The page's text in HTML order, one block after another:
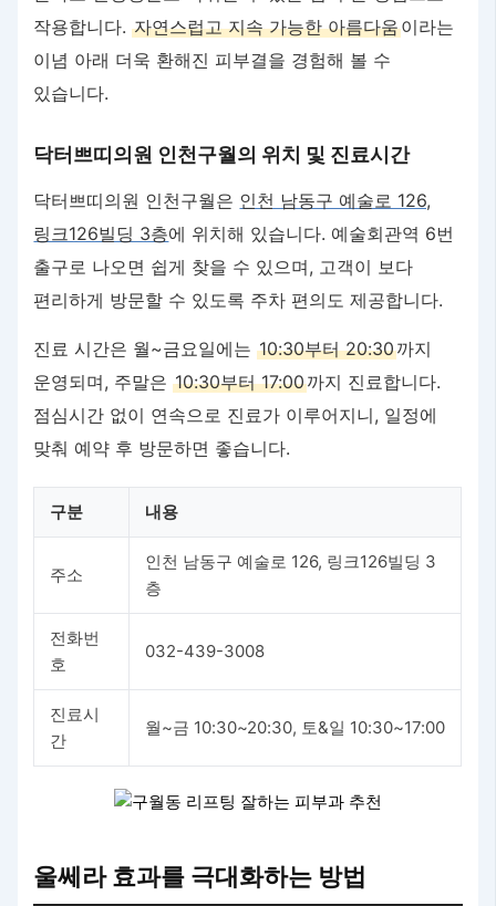
작용합니다.자연스럽고 지속 가능한 아름다움이라는
이념 아래 더욱 환해진 피부결을 경험해 볼 수
있습니다.
닥터쁘띠의원 인천구월의 위치 및 진료시간
닥터쁘띠의원 인천구월은 인천 남동구 예술로 126,
링크126빌딩 3층에 위치해 있습니다. 예술회관역 6번
출구로 나오면 쉽게 찾을 수 있으며, 고객이 보다
편리하게 방문할 수 있도록 주차 편의도 제공합니다.
진료 시간은 월~금요일에는10:30부터 20:30까지
운영되며, 주말은10:30부터 17:00까지 진료합니다.
점심시간 없이 연속으로 진료가 이루어지니, 일정에
맞춰 예약 후 방문하면 좋습니다.
구분 내용
주소
인천 남동구 예술로 126, 링크126빌딩 3
층
전화번
호
032-439-3008
진료시
간
월~금 10:30~20:30, 토&일 10:30~17:00
울쎄라 효과를 극대화하는 방법